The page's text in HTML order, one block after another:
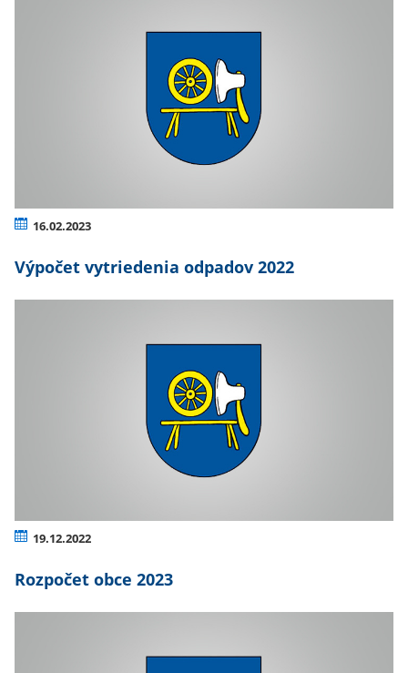
16.02.2023
Výpočet vytriedenia odpadov 2022
19.12.2022
Rozpočet obce 2023